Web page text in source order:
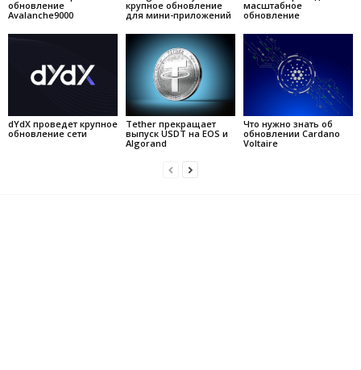
обновление
Avalanche9000
крупное обновление
для мини-приложений
масштабное
обновление
dYdX проведет крупное
обновление сети
Tether прекращает
выпуск USDT на EOS и
Algorand
Что нужно знать об
обновлении Cardano
Voltaire